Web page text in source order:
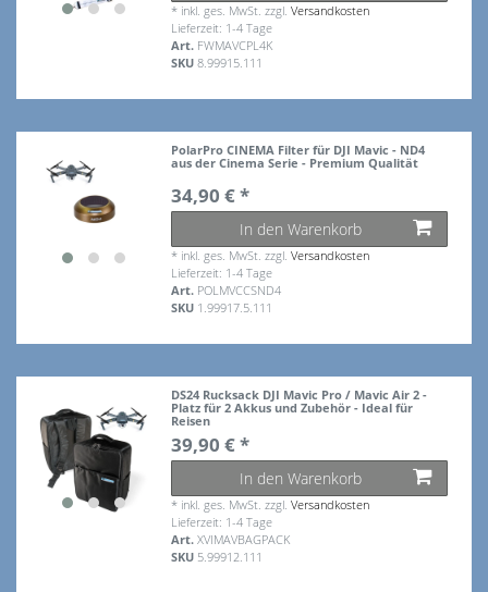
* inkl. ges. MwSt. zzgl.Versandkosten
Lieferzeit: 1-4 Tage
Art. FWMAVCPL4K
SKU8.99915.111
PolarPro CINEMA Filter für DJI Mavic - ND4
aus der Cinema Serie - Premium Qualität
34,90 € *
In den Warenkorb
* inkl. ges. MwSt. zzgl.Versandkosten
Lieferzeit: 1-4 Tage
Art. POLMVCCSND4
SKU 1.99917.5.111
DS24 Rucksack DJI Mavic Pro / Mavic Air 2 -
Platz für 2 Akkus und Zubehör - Ideal für
Reisen
39,90 € *
In den Warenkorb
* inkl. ges. MwSt. zzgl.Versandkosten
Lieferzeit: 1-4 Tage
Art.XVIMAVBAGPACK
SKU 5.99912.111